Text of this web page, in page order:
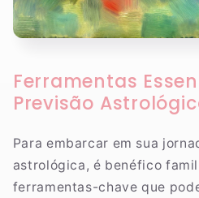
Ferramentas
Previsão
Para embarcar em sua
astrológica, é benéfico
ferramentas-chave que